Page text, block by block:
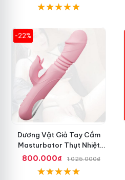
-22%
Dương Vật Giả Tay Cầm
Masturbator Thụt Nhiệt
Liếm Rung
800.000₫ 1.025.000₫